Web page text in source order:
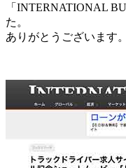
「INTERNATIONAL
た。
ありがとうございます。